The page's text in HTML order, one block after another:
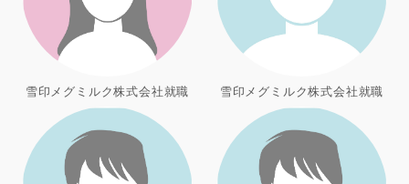
雪印メグミルク株式会社就職 雪印メグミルク株式会社就職